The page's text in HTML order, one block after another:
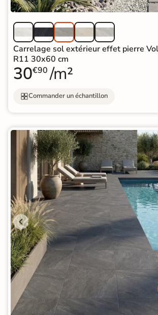
Carrelage sol extérieur effet pierre
R11 30x60 cm
30€90 /m²
Commander un échantillon